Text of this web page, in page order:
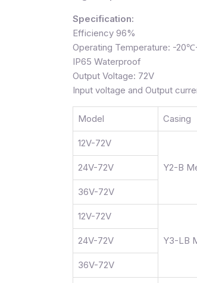
Specification:
Efficiency 96%
Operating Temperature: -
IP65 Waterproof
Output Voltage: 72V
Input voltage and Output
Model Casing
12V-72V
Y2-B
24V-72V
36V-72V
12V-72V
Y3-LB
24V-72V
36V-72V